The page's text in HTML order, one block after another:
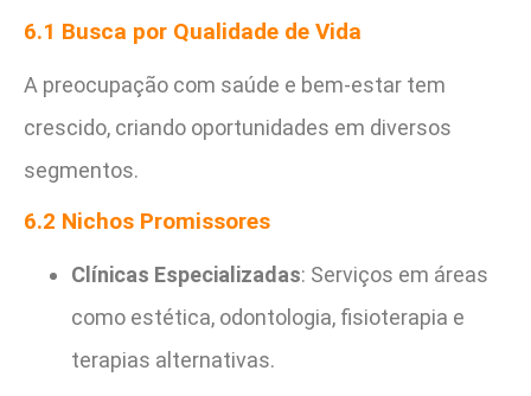
6.1 Busca por Qualidade de Vida
A preocupação com saúde e bem-estar tem
crescido, criando oportunidades em diversos
segmentos.
6.2 Nichos Promissores
Clínicas Especializadas: Serviços em áreas
como estética, odontologia, fisioterapia e
terapias alternativas.